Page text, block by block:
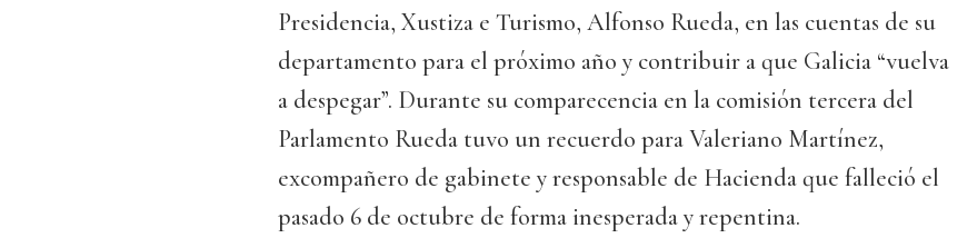
Presidencia, Xustiza e Turismo, Alfonso Rueda, en las cuentas de su
departamento para el próximo año y contribuir a que Galicia “vuelva
a despegar”. Durante su comparecencia en la comisión tercera del
Parlamento Rueda tuvo un recuerdo para Valeriano Martínez,
excompañero de gabinete y responsable de Hacienda que falleció el
pasado 6 de octubre de forma inesperada y repentina.